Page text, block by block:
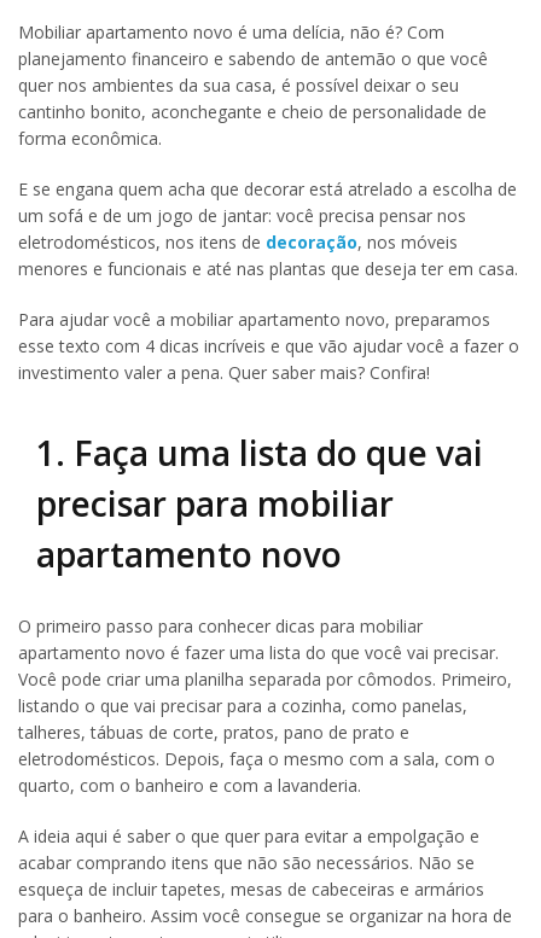
Mobiliar apartamento novo é uma delícia, não é? Com
planejamento financeiro e sabendo de antemão o que você
quer nos ambientes da sua casa, é possível deixar o seu
cantinho bonito, aconchegante e cheio de personalidade de
forma econômica.
E se engana quem acha que decorar está atrelado a escolha de
um sofá e de um jogo de jantar: você precisa pensar nos
eletrodomésticos, nos itens de decoração, nos móveis
menores e funcionais e até nas plantas que deseja ter em casa.
Para ajudar você a mobiliar apartamento novo, preparamos
esse texto com 4 dicas incríveis e que vão ajudar você a fazer o
investimento valer a pena. Quer saber mais? Confira!
1. Faça uma lista do que vai
precisar para mobiliar
apartamento novo
O primeiro passo para conhecer dicas para mobiliar
apartamento novo é fazer uma lista do que você vai precisar.
Você pode criar uma planilha separada por cômodos. Primeiro,
listando o que vai precisar para a cozinha, como panelas,
talheres, tábuas de corte, pratos, pano de prato e
eletrodomésticos. Depois, faça o mesmo com a sala, com o
quarto, com o banheiro e com a lavanderia.
A ideia aqui é saber o que quer para evitar a empolgação e
acabar comprando itens que não são necessários. Não se
esqueça de incluir tapetes, mesas de cabeceiras e armários
para o banheiro. Assim você consegue se organizar na hora de